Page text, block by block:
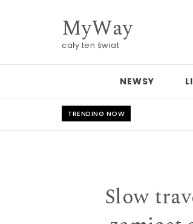
MyWay
cały ten świat
NEWSY
TRENDING NOW
Slow